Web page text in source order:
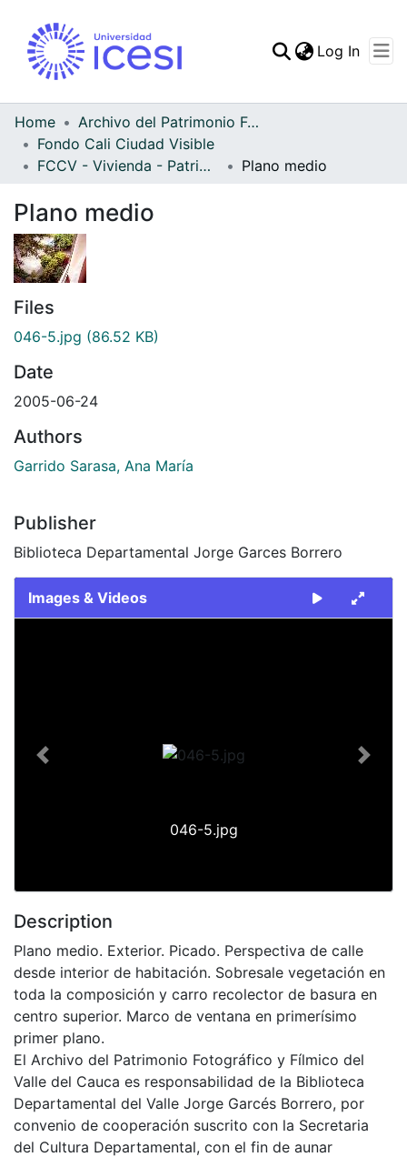
Log In
Home
Archivo del Patrimonio Fotográfico y Fílmico del Valle del Cauca
Fondo Cali Ciudad Visible
FCCV - Vivienda - Patrimonial
Plano medio
Plano medio
Files
046-5.jpg (86.52 KB)
Date
2005-06-24
Authors
Garrido Sarasa, Ana María
Publisher
Biblioteca Departamental Jorge Garces Borrero
Images & Videos
046-5.jpg
Previous Next
Description
Plano medio. Exterior. Picado. Perspectiva de calle
desde interior de habitación. Sobresale vegetación en
toda la composición y carro recolector de basura en
centro superior. Marco de ventana en primerísimo
primer plano.
El Archivo del Patrimonio Fotográfico y Fílmico del
Valle del Cauca es responsabilidad de la Biblioteca
Departamental del Valle Jorge Garcés Borrero, por
convenio de cooperación suscrito con la Secretaria
del Cultura Departamental, con el fin de aunar